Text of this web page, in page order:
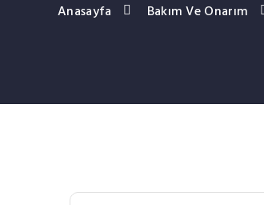
Anasayfa Bakım Ve Onarım